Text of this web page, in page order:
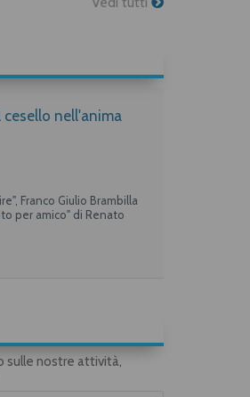
cesello nell'anima
Franco Giulio Brambilla
per amico" di Renato
sulle nostre attività,